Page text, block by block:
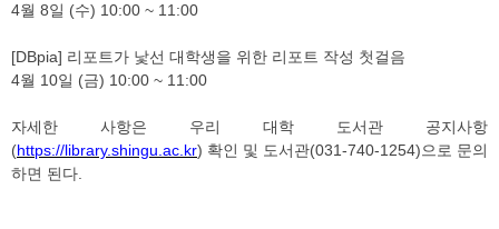
4월 8일 (수) 10:00 ~ 11:00
[DBpia] 리포트가 낯선 대학생을 위한 리포트 작성 첫걸음
4월 10일 (금) 10:00 ~ 11:00
자세한 사항은 우리 대학 도서관 공지사항
(https://library.shingu.ac.kr) 확인 및 도서관(031-740-1254)으로 문의
하면 된다.